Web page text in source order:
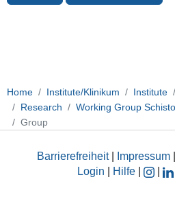
Home Institute/Klinikum Institute
Research
Working Group
Group
Barrierefreiheit| Impressum
Login
Hilfe